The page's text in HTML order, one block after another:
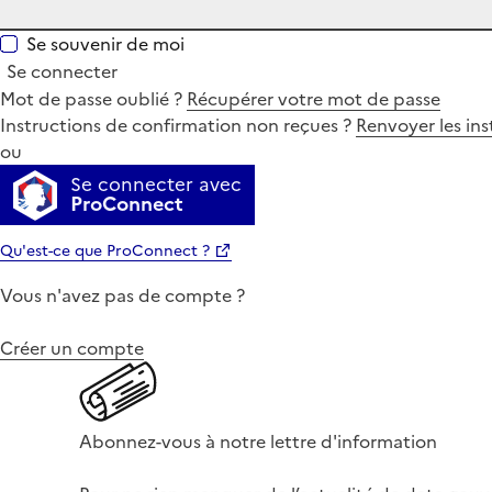
Se souvenir de moi
Se connecter
Mot de passe oublié ? Récupérer votre mot de passe
Instructions de confirmation non reçues ? Renvoyer les
ou
Se connecter avec
ProConnect
Qu'est-ce que ProConnect ?
Vous n'avez pas de compte ?
Créer un compte
Abonnez-vous à notre lettre d'information